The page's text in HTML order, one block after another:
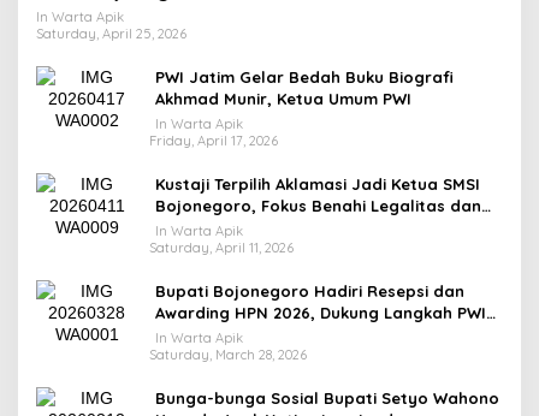
In Warta Apik
Saturday, April 25, 2026
PWI Jatim Gelar Bedah Buku Biografi
Akhmad Munir, Ketua Umum PWI
In Warta Apik
Friday, April 17, 2026
​Kustaji Terpilih Aklamasi Jadi Ketua SMSI
Bojonegoro, Fokus Benahi Legalitas dan
UKW Anggota
In Warta Apik
Saturday, April 11, 2026
Bupati Bojonegoro Hadiri Resepsi dan
Awarding HPN 2026, Dukung Langkah PWI
Tingkatkan Kompetensi Wartawan
In Warta Apik
Saturday, March 28, 2026
Bunga-bunga Sosial Bupati Setyo Wahono